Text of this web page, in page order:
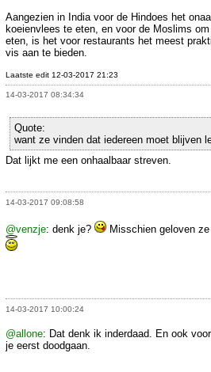
Aangezien in India voor de Hindoes het
koeienvlees te eten, en voor de Moslims
eten, is het voor restaurants het meest
vis aan te bieden.
Laatste edit 12-03-2017 21:23
14-03-2017 08:34:34
Quote:
want ze vinden dat iedereen moet blijven
Dat lijkt me een onhaalbaar streven.
14-03-2017 09:08:58
@venzje: denk je? Misschien geloven
14-03-2017 10:00:24
@allone: Dat denk ik inderdaad. En ook
je eerst doodgaan.